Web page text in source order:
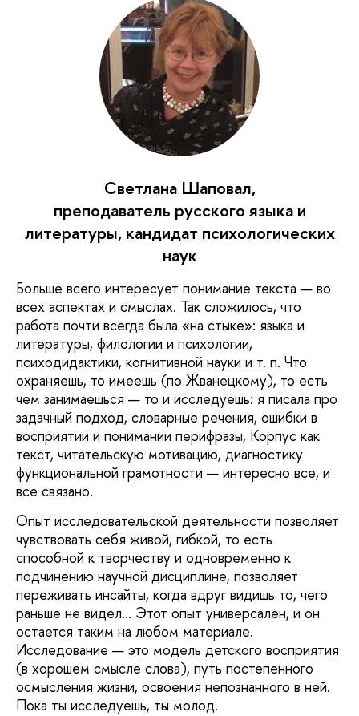
Светлана Шаповал,
преподаватель русского языка и
литературы, кандидат психологических
наук
Больше всего интересует понимание текста — во
всех аспектах и смыслах. Так сложилось, что
работа почти всегда была «на стыке»: языка и
литературы, филологии и психологии,
психодидактики, когнитивной науки и т. п. Что
охраняешь, то имеешь (по Жванецкому), то есть
чем занимаешься — то и исследуешь: я писала про
задачный подход, словарные речения, ошибки в
восприятии и понимании перифразы, Корпус как
текст, читательскую мотивацию, диагностику
функциональной грамотности — интересно все, и
все связано.
Опыт исследовательской деятельности позволяет
чувствовать себя живой, гибкой, то есть
способной к творчеству и одновременно к
подчинению научной дисциплине, позволяет
переживать инсайты, когда вдруг видишь то, чего
раньше не видел... Этот опыт универсален, и он
остается таким на любом материале.
Исследование — это модель детского восприятия
(в хорошем смысле слова), путь постепенного
осмысления жизни, освоения непознанного в ней.
Пока ты исследуешь, ты молод.